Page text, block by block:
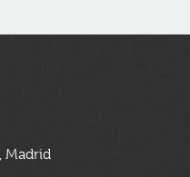
Madrid